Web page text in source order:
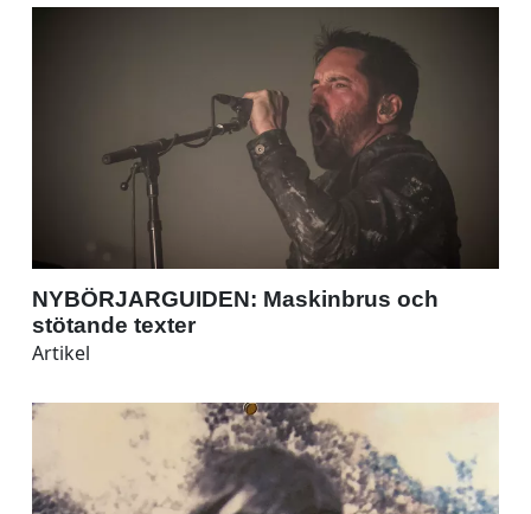
NYBÖRJARGUIDEN: Maskinbrus och
stötande texter
Artikel